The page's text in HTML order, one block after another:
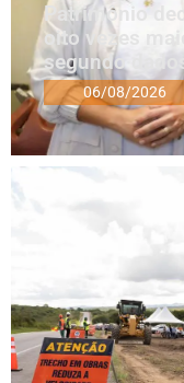
Patrimônio
oito vezes
segundo
06/08/2026